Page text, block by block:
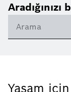
Aradığınızı
Yaşam